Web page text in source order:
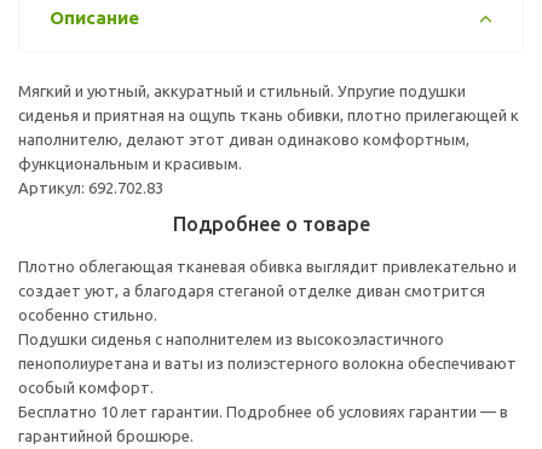
Описание
Мягкий и уютный, аккуратный и стильный. Упругие подушки
сиденья и приятная на ощупь ткань обивки, плотно прилегающей к
наполнителю, делают этот диван одинаково комфортным,
функциональным и красивым.
Артикул: 692.702.83
Подробнее о товаре
Плотно облегающая тканевая обивка выглядит привлекательно и
создает уют, а благодаря стеганой отделке диван смотрится
особенно стильно.
Подушки сиденья с наполнителем из высокоэластичного
пенополиуретана и ваты из полиэстерного волокна обеспечивают
особый комфорт.
Бесплатно 10 лет гарантии. Подробнее об условиях гарантии — в
гарантийной брошюре.